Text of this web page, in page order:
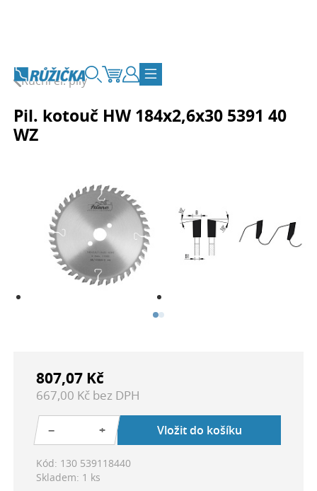
Vyhledávání
KošíkZákaznický účet
Přepnout navigaci
Ruční el. pily
Pil. kotouč HW 184x2,6x30 5391 40
WZ
807,07 Kč
667,00 Kč bez DPH
− + Vložit do košíku
Kód: 130 539118440
Skladem: 1 ks